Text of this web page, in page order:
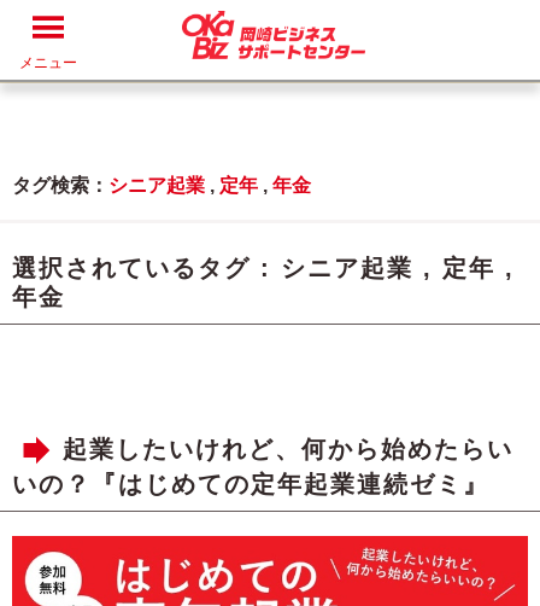
メニュー
タグ検索： シニア起業 , 定年 , 年金
選択されているタグ : シニア起業 , 定年 ,
年金
起業したいけれど、何から始めたらい
いの？『はじめての定年起業連続ゼミ』